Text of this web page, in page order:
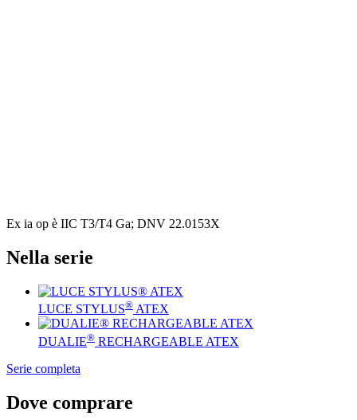
Ex ia op è IIC T3/T4 Ga; DNV 22.0153X
Nella serie
LUCE STYLUS® ATEX
DUALIE® RECHARGEABLE ATEX
Serie completa
Dove comprare